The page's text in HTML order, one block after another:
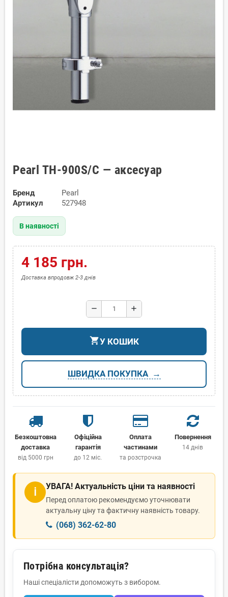
Pearl TH-900S/C — аксесуар
Бренд
Pearl
Артикул
527948
В наявності
4 185 грн.
Доставка впродовж 2-3 днів
remove add
shopping_cartУ КОШИК
ШВИДКА ПОКУПКА
Безкоштовна
доставка
від 5000 грн
Офіційна
гарантія
до 12 міс.
Оплата
частинами
та розстрочка
Повернення
14 днів
ℹ УВАГА! Актуальність ціни та наявності
Перед оплатою рекомендуємо уточнювати
актуальну ціну та фактичну наявність товару.
(068) 362-62-80
Потрібна консультація?
Наші спеціалісти допоможуть з вибором.